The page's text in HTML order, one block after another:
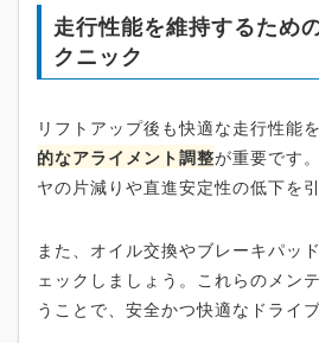
走行性能を維持するため
クニック
リフトアップ後も快適な走行性能
的なアライメント調整が重要です
ヤの片減りや直進安定性の低下を
また、オイル交換やブレーキパッ
ェックしましょう。これらのメン
うことで、安全かつ快適なドライ